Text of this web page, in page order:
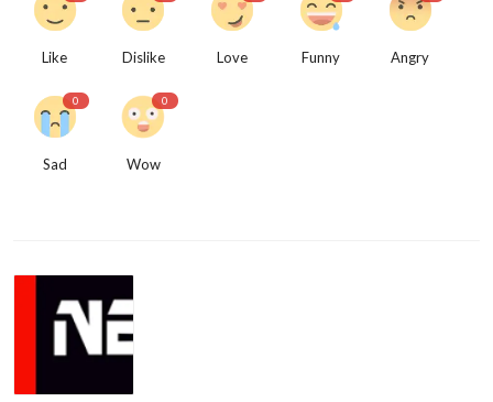
Like Dislike Love Funny Angry
0
Sad
0
Wow